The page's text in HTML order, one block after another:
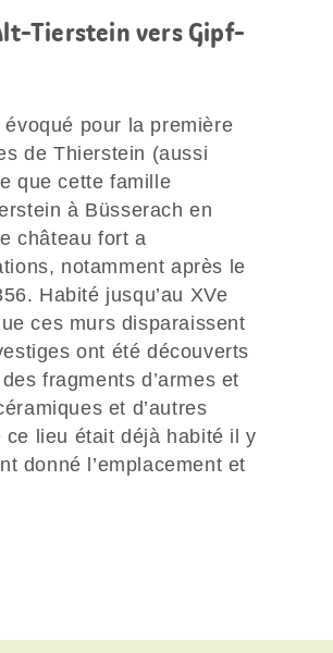
Tierstein vers Gipf-
évoqué pour la première
de Thierstein (aussi
que cette famille
à Büsserach en
château fort a
notamment après le
Habité jusqu’au XVe
ces murs disparaissent
ont été découverts
fragments d’armes et
et d’autres
lieu était déjà habité il y
donné l’emplacement et